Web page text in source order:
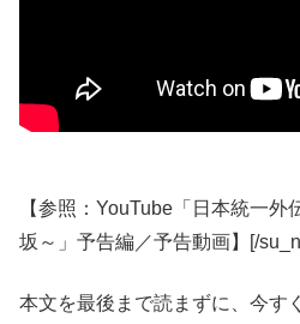
【参照：YouTube「日本統一
坂～」予告編／予告動画】[/
本文を最後まで読まずに、今す